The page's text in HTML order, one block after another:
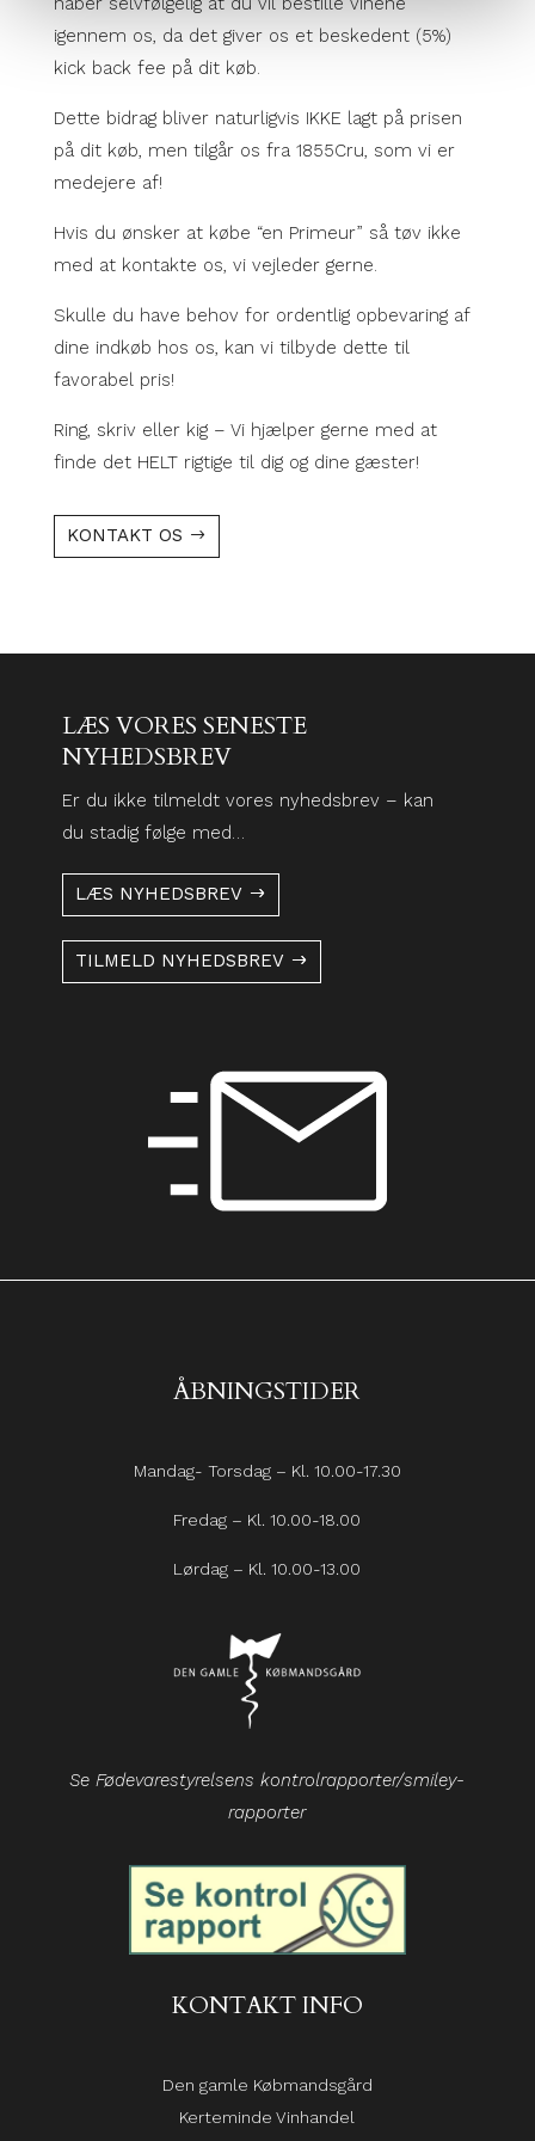
igennem os, da det giver os et beskedent (5%)
kick back fee på dit køb.
Dette bidrag bliver naturligvis IKKE lagt på prisen
på dit køb, men tilgår os fra 1855Cru, som vi er
medejere af!
Hvis du ønsker at købe “en Primeur” så tøv ikke
med at kontakte os, vi vejleder gerne.
Skulle du have behov for ordentlig opbevaring af
dine indkøb hos os, kan vi tilbyde dette til
favorabel pris!
Ring, skriv eller kig – Vi hjælper gerne med at
finde det HELT rigtige til dig og dine gæster!
KONTAKT OS
LÆS VORES SENESTE
NYHEDSBREV
Er du ikke tilmeldt vores nyhedsbrev – kan
du stadig følge med…
LÆS NYHEDSBREV
TILMELD NYHEDSBREV
ÅBNINGSTIDER
Mandag- Torsdag – Kl. 10.00-17.30
Fredag – Kl. 10.00-18.00
Lørdag – Kl. 10.00-13.00
Se Fødevarestyrelsens kontrolrapporter/smiley-
rapporter
KONTAKT INFO
Den gamle Købmandsgård
Kerteminde Vinhandel